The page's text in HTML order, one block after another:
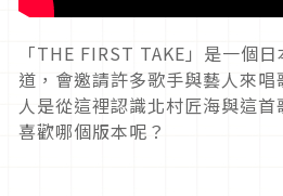
「THE FIRST TAKE」是一個
道，會邀請許多歌手與藝人來
人是從這裡認識北村匠海與這
喜歡哪個版本呢？